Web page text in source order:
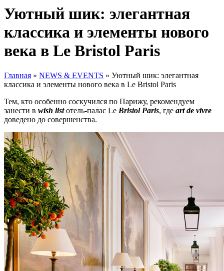
Уютный шик: элегантная
классика и элементы нового
века в Le Bristol Paris
Главная » NEWS & EVENTS » Уютный шик: элегантная
классика и элементы нового века в Le Bristol Paris
Тем, кто особенно соскучился по Парижу, рекомендуем
занести в wish listотель-палас Le Bristol Paris, где art de vivre
доведено до совершенства.